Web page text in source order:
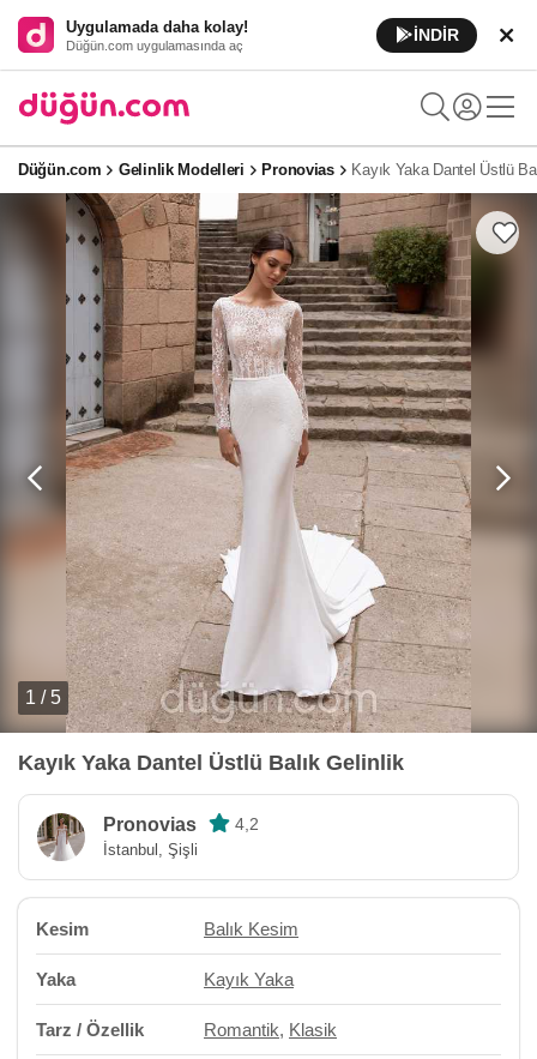
Uygulamada daha kolay!
Düğün.com uygulamasında aç
İNDİR
Düğün.com Gelinlik Modelleri Pronovias Kayık Yaka Dantel Üstlü
1 / 5
Kayık Yaka Dantel Üstlü Balık Gelinlik
Pronovias 4,2
İstanbul, Şişli
Kesim Balık Kesim
Yaka Kayık Yaka
Tarz / Özellik Romantik, Klasik